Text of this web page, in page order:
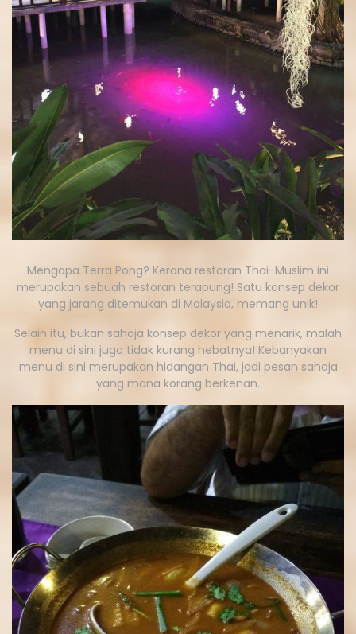
Mengapa Terra Pong? Kerana restoran Thai-Muslim ini
merupakan sebuah restoran terapung! Satu konsep dekor
yang jarang ditemukan di Malaysia, memang unik!
Selain itu, bukan sahaja konsep dekor yang menarik, malah
menu di sini juga tidak kurang hebatnya! Kebanyakan
menu di sini merupakan hidangan Thai, jadi pesan sahaja
yang mana korang berkenan.